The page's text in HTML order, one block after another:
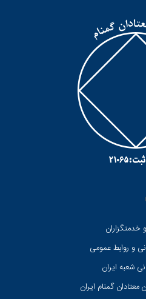
خدمتگزاران
و روابط عمومی
شعبه ايران
گمنام ایران